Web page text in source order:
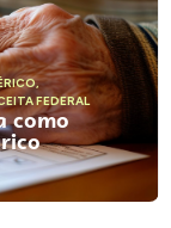
,
FEDERAL
como